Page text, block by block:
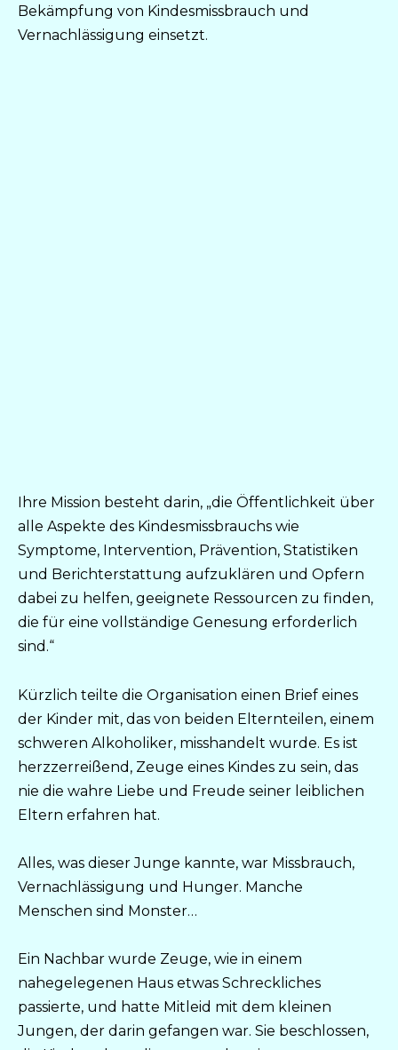
Bekämpfung von Kindesmissbrauch und
Vernachlässigung einsetzt.
Ihre Mission besteht darin, „die Öffentlichkeit über
alle Aspekte des Kindesmissbrauchs wie
Symptome, Intervention, Prävention, Statistiken
und Berichterstattung aufzuklären und Opfern
dabei zu helfen, geeignete Ressourcen zu finden,
die für eine vollständige Genesung erforderlich
sind.“
Kürzlich teilte die Organisation einen Brief eines
der Kinder mit, das von beiden Elternteilen, einem
schweren Alkoholiker, misshandelt wurde. Es ist
herzzerreißend, Zeuge eines Kindes zu sein, das
nie die wahre Liebe und Freude seiner leiblichen
Eltern erfahren hat.
Alles, was dieser Junge kannte, war Missbrauch,
Vernachlässigung und Hunger. Manche
Menschen sind Monster…
Ein Nachbar wurde Zeuge, wie in einem
nahegelegenen Haus etwas Schreckliches
passierte, und hatte Mitleid mit dem kleinen
Jungen, der darin gefangen war. Sie beschlossen,